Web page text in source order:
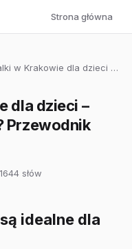
Strona główna
w Krakowie dla dzieci …
dla dzieci –
Przewodnik
1644 słów
idealne dla